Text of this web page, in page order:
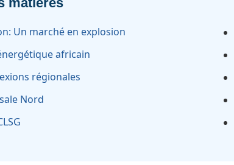
Un marché en explosion
africain
régionales
Nord